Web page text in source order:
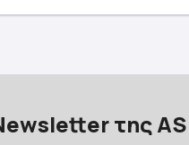
της AS